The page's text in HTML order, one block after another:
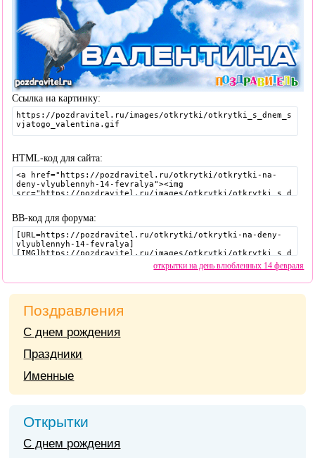
Ссылка на картинку:
HTML-код для сайта:
BB-код для форума:
открытки на день влюбленных 14 февраля
Поздравления
С днем рождения
Праздники
Именные
Открытки
С днем рождения